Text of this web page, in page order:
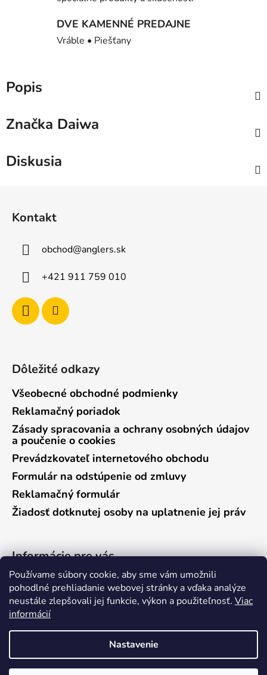
Používame súbory cookie, aby sme vám umožnili
pohodlné prehliadanie webovej stránky a vďaka analýze
neustále zlepšovali jej funkcie, výkon a použiteľnosť. Viac
informácií
Nastavenie
DVE KAMENNÉ PREDAJNE
Vráble • Piešťany
Popis
Značka Daiwa
Diskusia
Kontakt
obchod@anglers.sk
+421 911 759 010
Dôležité odkazy
Všeobecné obchodné podmienky
Reklamačný poriadok
Zásady spracovania a ochrany osobných údajov
a poučenie o cookies
Prevádzkovateľ internetového obchodu
Formulár na odstúpenie od zmluvy
Reklamačný formulár
Žiadosť dotknutej osoby na uplatnenie jej práv
Informácie pre vás
Predajňa Vráble
Predajňa Pieštany
Ako nakupovať